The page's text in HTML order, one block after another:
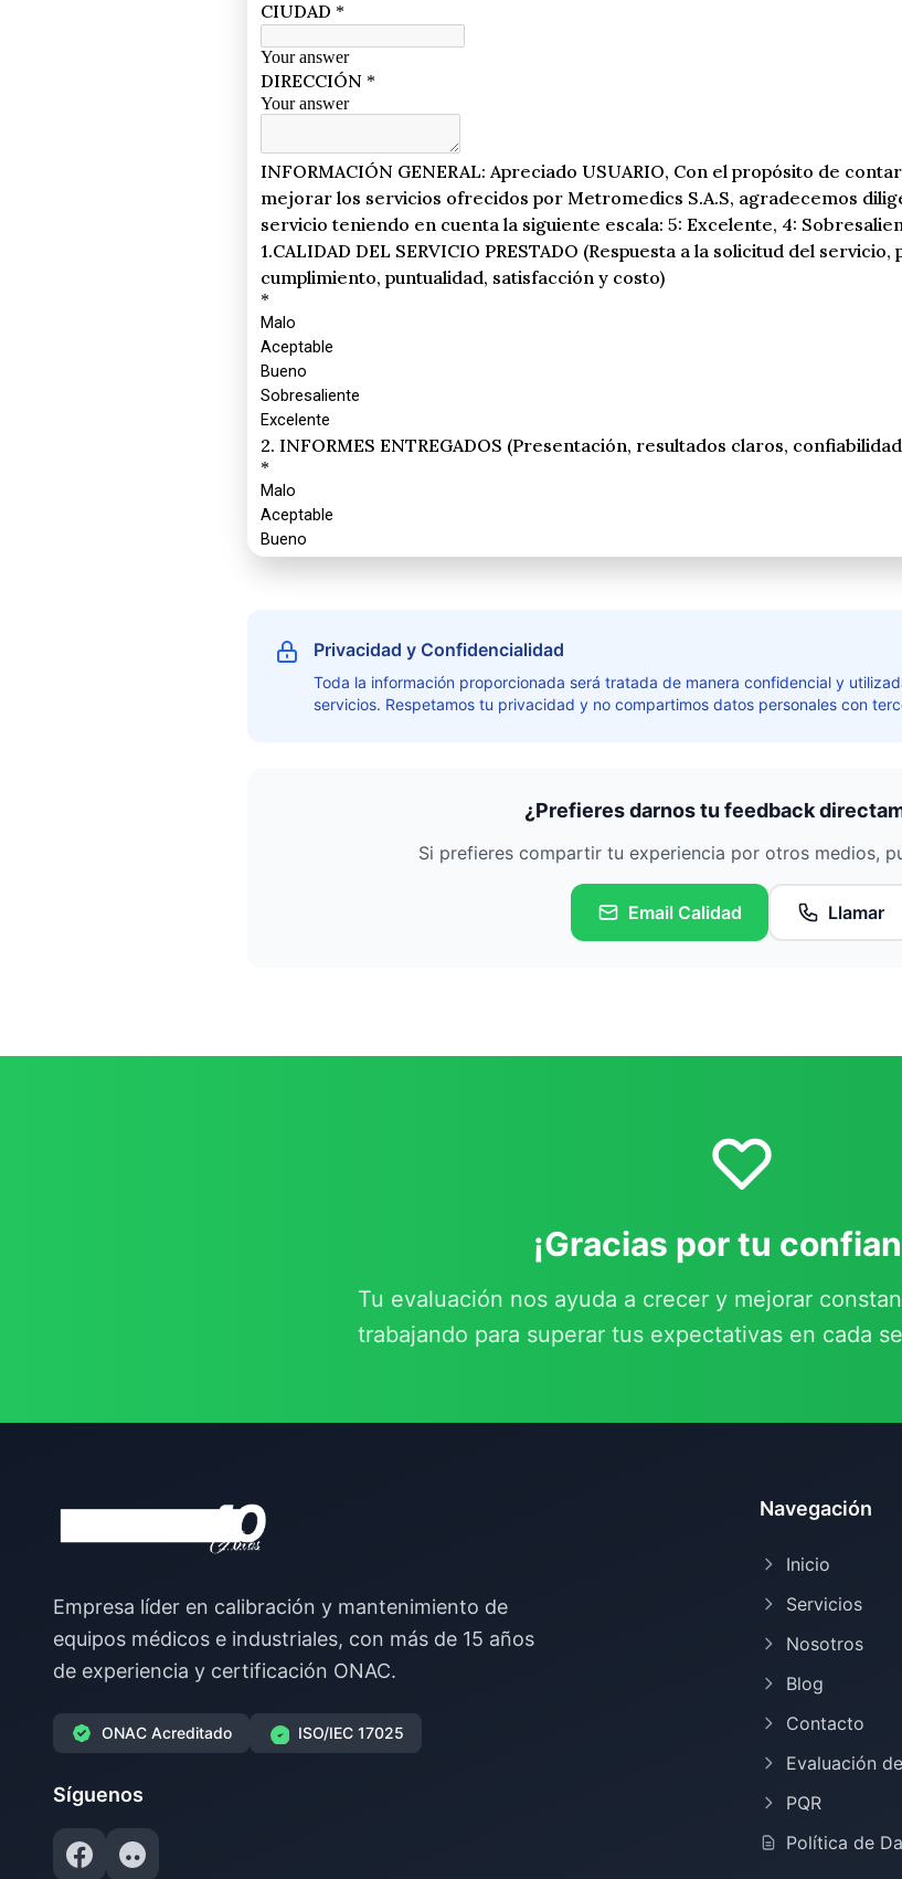
Privacidad y Confidencialidad
Toda la información proporcionada será tratada de manera confidencial y
servicios. Respetamos tu privacidad y no compartimos datos personales con
¿Prefieres darnos tu feedback
Si prefieres compartir tu experiencia por otros medios,
Email Calidad Llamar
¡Gracias por tu
Tu evaluación nos ayuda a crecer y mejorar
trabajando para superar tus expectativas en cada
Empresa líder en calibración y mantenimiento de
equipos médicos e industriales, con más de 15 años
de experiencia y certificación ONAC.
ONAC Acreditado ISO/IEC 17025
Síguenos
Navegación
Inicio
Servicios
Nosotros
Blog
Contacto
Evaluación
PQR
Política de